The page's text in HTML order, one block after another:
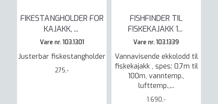
FIKESTANGHOLDER FOR
KAJAKK, ...
Vare nr. 103.1301
Justerbar fiskestangholder
275,-
FISHFINDER TIL
FISKEKAJAKK 1...
Vare nr. 103.1339
Vannavisende ekkolodd til
fiskekajakk , spes: 0,7m til
100m, vanntemp.,
lufttemp.,...
1.690,-